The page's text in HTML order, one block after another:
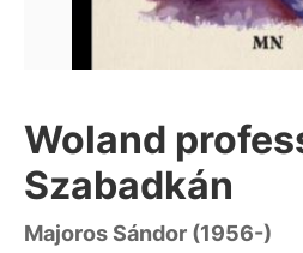
Woland
Szabadkán
Majoros Sándor (1956-)